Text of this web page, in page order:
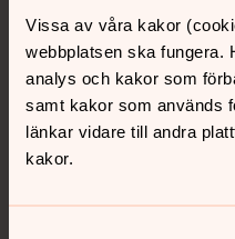
Vissa av våra kakor
webbplatsen ska fungera.
analys och kakor som
samt kakor som används
länkar vidare till andra
kakor.
Kalender
Hitta snabbt
Sociala kanaler